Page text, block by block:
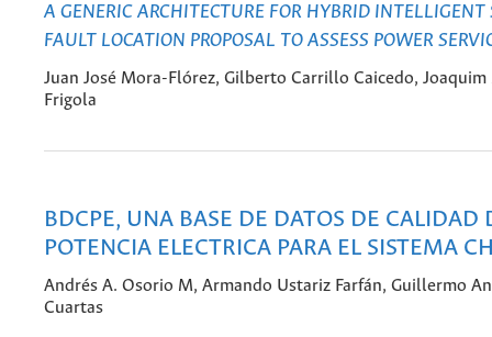
A GENERIC ARCHITECTURE FOR HYBRID INTELLIGENT
FAULT LOCATION PROPOSAL TO ASSESS POWER
Juan José Mora-Flórez, Gilberto Carrillo Caicedo,
Frigola
BDCPE, UNA BASE DE DATOS DE CALIDAD
POTENCIA ELECTRICA PARA EL SISTEMA
Andrés A. Osorio M, Armando Ustariz Farfán, Guillermo
Cuartas